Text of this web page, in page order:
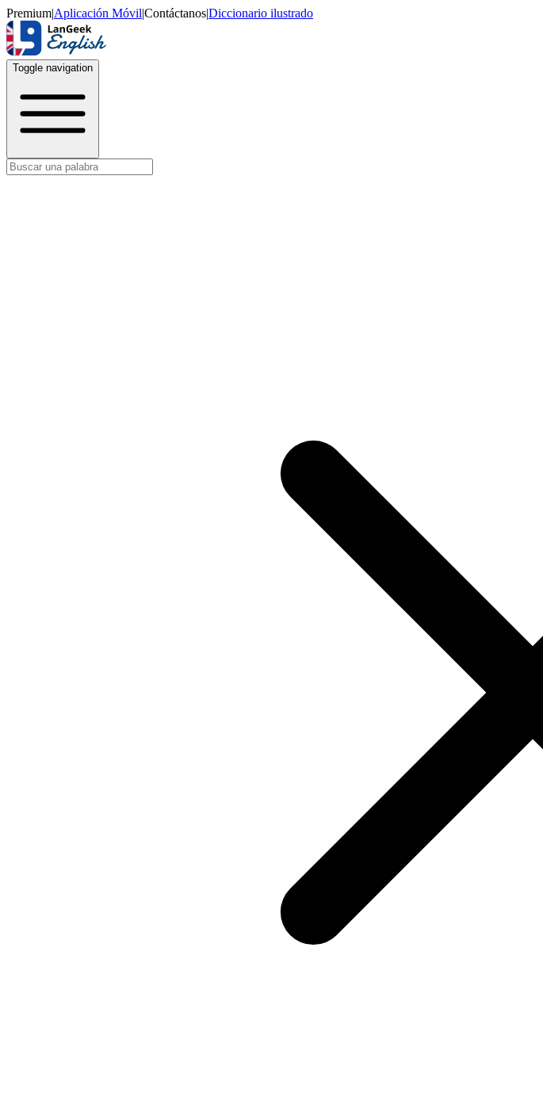
Premium|Aplicación Móvil|Contáctanos|Diccionario ilustrado
Toggle navigation